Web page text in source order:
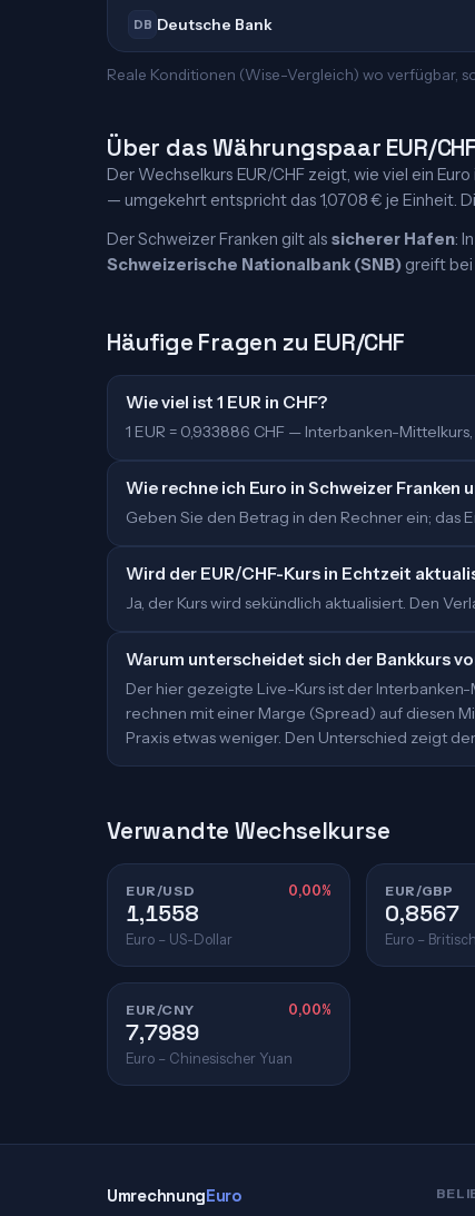
DB Deutsche Bank
Reale Konditionen (Wise-Vergleich) wo verfügbar,
Über das Währungspaar EUR/CHF
Der Wechselkurs EUR/CHF zeigt, wie viel ein
— umgekehrt entspricht das 1,0708 € je Einheit.
Der Schweizer Franken gilt als sicherer Hafen:
Schweizerische Nationalbank (SNB) greift bei
Häufige Fragen zu EUR/CHF
Wie viel ist 1 EUR in CHF?
1 EUR = 0,933886 CHF — Interbanken-
Wie rechne ich Euro in Schweizer Franken
Geben Sie den Betrag in den Rechner ein; das
Wird der EUR/CHF-Kurs in Echtzeit
Ja, der Kurs wird sekündlich aktualisiert. Den
Warum unterscheidet sich der Bankkurs
Der hier gezeigte Live-Kurs ist der
rechnen mit einer Marge (Spread) auf diesen
Praxis etwas weniger. Den Unterschied zeigt
Verwandte Wechselkurse
EUR/USD 0,00%
1,1558
Euro – US-Dollar
EUR/GBP
0,8567
Euro –
EUR/CNY 0,00%
7,7989
Euro – Chinesischer Yuan
UmrechnungEuro